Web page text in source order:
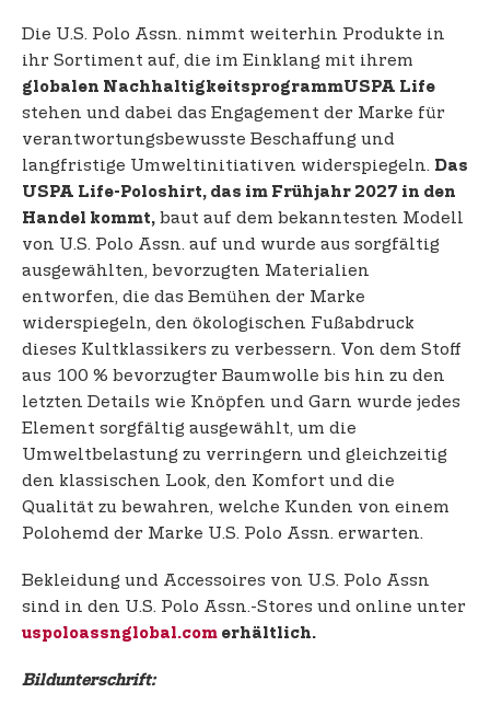
Die U.S. Polo Assn. nimmt weiterhin Produkte in
ihr Sortiment auf, die im Einklang mit ihrem
globalen NachhaltigkeitsprogrammUSPA Life
stehen und dabei das Engagement der Marke für
verantwortungsbewusste Beschaffung und
langfristige Umweltinitiativen widerspiegeln. Das
USPA Life-Poloshirt, das im Frühjahr 2027 in den
Handel kommt, baut auf dem bekanntesten Modell
von U.S. Polo Assn. auf und wurde aus sorgfältig
ausgewählten, bevorzugten Materialien
entworfen, die das Bemühen der Marke
widerspiegeln, den ökologischen Fußabdruck
dieses Kultklassikers zu verbessern. Von dem Stoff
aus 100 % bevorzugter Baumwolle bis hin zu den
letzten Details wie Knöpfen und Garn wurde jedes
Element sorgfältig ausgewählt, um die
Umweltbelastung zu verringern und gleichzeitig
den klassischen Look, den Komfort und die
Qualität zu bewahren, welche Kunden von einem
Polohemd der Marke U.S. Polo Assn. erwarten.
Bekleidung und Accessoires von U.S. Polo Assn
sind in den U.S. Polo Assn.-Stores und online unter
uspoloassnglobal.com erhältlich.
Bildunterschrift: